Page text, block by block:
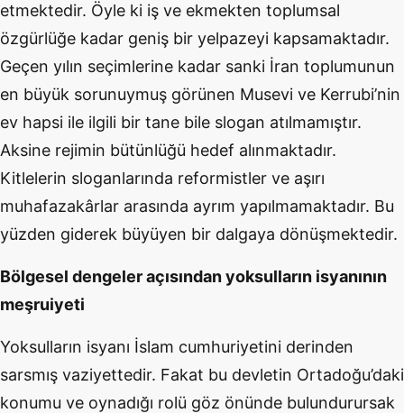
etmektedir. Öyle ki iş ve ekmekten toplumsal
özgürlüğe kadar geniş bir yelpazeyi kapsamaktadır.
Geçen yılın seçimlerine kadar sanki İran toplumunun
en büyük sorunuymuş görünen Musevi ve Kerrubi’nin
ev hapsi ile ilgili bir tane bile slogan atılmamıştır.
Aksine rejimin bütünlüğü hedef alınmaktadır.
Kitlelerin sloganlarında reformistler ve aşırı
muhafazakârlar arasında ayrım yapılmamaktadır. Bu
yüzden giderek büyüyen bir dalgaya dönüşmektedir.
Bölgesel dengeler açısından yoksulların isyanının
meşruiyeti
Yoksulların isyanı İslam cumhuriyetini derinden
sarsmış vaziyettedir. Fakat bu devletin Ortadoğu’daki
konumu ve oynadığı rolü göz önünde bulundurursak